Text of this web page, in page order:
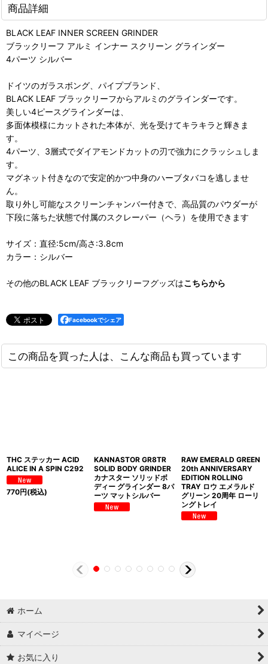
商品詳細
BLACK LEAF INNER SCREEN GRINDER
ブラックリーフ アルミ インナー スクリーン グラインダー
4パーツ シルバー
ドイツのガラスボング、パイプブランド、
BLACK LEAF ブラックリーフからアルミのグラインダーです。
美しい4ピースグラインダーは、
多面体模様にカットされた本体が、光を受けてキラキラと輝きま
す。
4パーツ、3層式でダイアモンドカットの刃で強力にクラッシュしま
す。
マグネット付きなので安定的かつ中身のハーブタバコを逃しませ
ん。
取り外し可能なスクリーンチャンバー付きで、高品質のパウダーが
下段に落ちた状態で付属のスクレーパー（ヘラ）を使用できます
サイズ：直径:5cm/高さ:3.8cm
カラー：シルバー
その他のBLACK LEAF ブラックリーフグッズはこちらから
Facebookでシェア
この商品を買った人は、こんな商品も買っています
THC ステッカー ACID
ALICE IN A SPIN C292
770円(税込)
KANNASTOR GR8TR
SOLID BODY GRINDER
カナスター ソリッドボ
ディー グラインダー 8パ
ーツ マットシルバー
RAW EMERALD GREEN
20th ANNIVERSARY
EDITION ROLLING
TRAY ロウ エメラルド
グリーン 20周年 ローリ
ングトレイ
ホーム
マイページ
お気に入り